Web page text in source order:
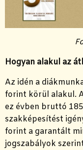
Hogyan alakul az
Az idén a
forint körül alakul.
ez évben bruttó
szakképesítést
forint a garantált
jogszabályok